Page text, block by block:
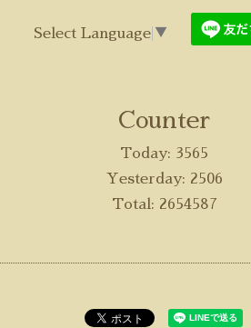
Select Language ▼
Counter
Today: 3565
Yesterday: 2506
Total: 2654587